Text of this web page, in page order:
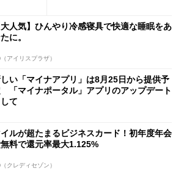
大人気】ひんやり冷感寝具で快適な睡眠をあ
に。
アイリスプラザ）
い「マイナアプリ」は8月25日から提供予
「マイナポータル」アプリのアップデート
て
ルが超たまるビジネスカード！初年度年会
料で還元率最大1.125%
クレディセゾン）